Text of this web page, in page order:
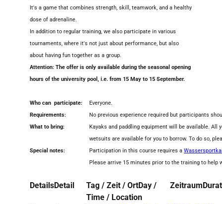
It's a game that combines strength, skill, teamwork, and a healthy
dose of adrenaline.
In addition to regular training, we also participate in various
tournaments, where it's not just about performance, but also
about having fun together as a group.
Attention: The offer is only available during the seasonal opening
hours of the university pool, i.e. from 15 May to 15 September.
Who can participate:
Everyone.
Requirements:
No previous experience required but participants
What to bring:
Kayaks and paddling equipment will be available.
wetsuits are available for you to borrow. To do so,
Special notes:
Participation in this course requires a
Please arrive 15 minutes prior to the training to
DetailsDetail Tag / Zeit / OrtDay /
Time / Location
Zeitraum